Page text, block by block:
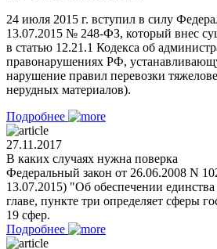
24 июля 2015 г. вступил в силу
13.07.2015 № 248-ФЗ, который внес
в статью 12.21.1 Кодекса об
правонарушениях РФ,
нарушение правил перевозки
нерудных материалов).
Подробнее
27.11.2017
В каких случаях нужна поверка
Федеральный закон от 26.06.2008 N
13.07.2015) "Об обеспечении
главе, пункте три определяет сферы
19 сфер.
Подробнее